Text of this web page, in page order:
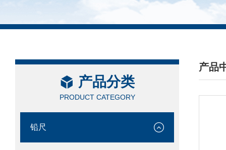
产品分类
PRODUCT CATEGORY
铅尺
产品
/